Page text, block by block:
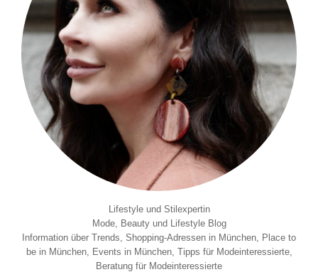
Lifestyle und Stilexpertin
Mode, Beauty und Lifestyle Blog
Information über Trends, Shopping-Adressen in München, Place to
be in München, Events in München, Tipps für Modeinteressierte,
Beratung für Modeinteressierte